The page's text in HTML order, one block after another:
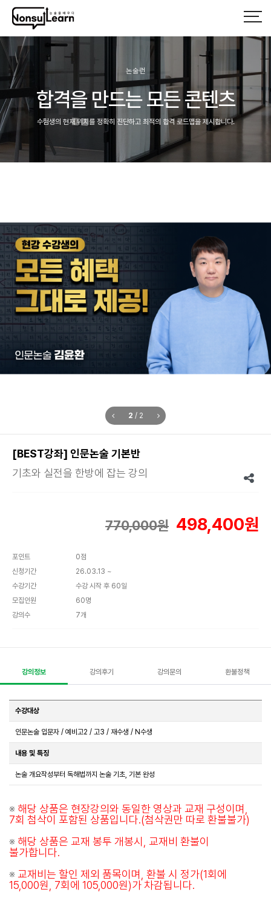
논술런
합격을 만드는 모든 콘텐츠
수험생의 현재 위치를 정확히 진단하고 최적의 합격 로드맵을 제시합니다.
2 / 2
[BEST강좌] 인문논술 기본반
기초와 실전을 한방에 잡는 강의
770,000원 498,400원
포인트
0점
신청기간
26.03.13 ~
수강기간
수강 시작 후 60일
모집인원
60명
강의수
7개
강의정보 강의후기 강의문의 환불정책
수강대상
인문논술 입문자 / 예비고2 / 고3 / 재수생 / N수생
내용 및 특징
논술 개요작성부터 독해법까지 논술 기초, 기본 완성
※ 해당 상품은 현장강의와 동일한 영상과 교재 구성이며,
7회 첨삭이 포함된 상품입니다.(첨삭권만 따로 환불불가)
※ 해당 상품은 교재 봉투 개봉시, 교재비 환불이
불가합니다.
※ 교재비는 할인 제외 품목이며, 환불 시 정가(1회에
15,000원, 7회에 105,000원)가 차감됩니다.